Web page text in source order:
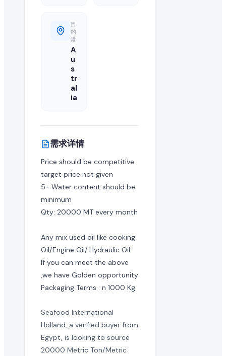
在 EximNext 查看采购需求是否免费?
浏览采购需求目录是免费的。但提交报价和获取高级买家联
目
的
港
A
u
s
tr
al
ia
需求详情
Price should be competitive
target price not given
5- Water content should be
minimum
Qty: 20000 MT every month
Any mix used oil like cooking
Oil/Engine Oil/ Hydraulic Oil
If you can meet the above
,we have Golden opportunity
Packaging Terms : n 1000 Kg
Seafood International
Holland, a verified buyer from
Egypt, is looking to source
20000 Metric Ton/Metric